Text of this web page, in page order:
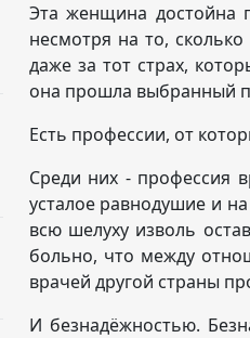
Эта женщина достойна
несмотря на то,
даже за тот страх,
она прошла выбранный
Есть профессии, от
Среди них - профессия
усталое равнодушие и
всю шелуху изволь
больно, что между
врачей другой страны
И безнадёжностью.